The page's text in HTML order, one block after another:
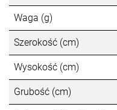
Waga (g)
Szerokość (cm)
Wysokość (cm)
Grubość (cm)